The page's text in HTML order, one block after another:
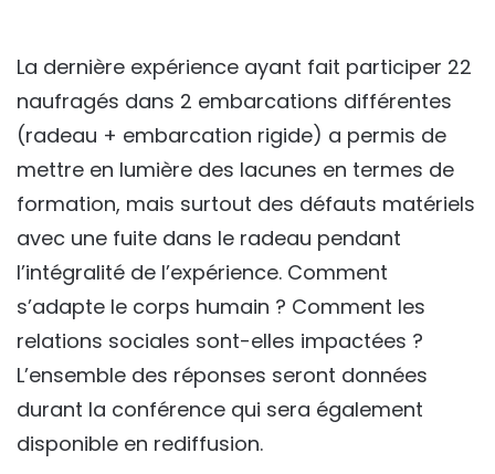
La dernière expérience ayant fait participer 22
naufragés dans 2 embarcations différentes
(radeau + embarcation rigide) a permis de
mettre en lumière des lacunes en termes de
formation, mais surtout des défauts matériels
avec une fuite dans le radeau pendant
l’intégralité de l’expérience. Comment
s’adapte le corps humain ? Comment les
relations sociales sont-elles impactées ?
L’ensemble des réponses seront données
durant la conférence qui sera également
disponible en rediffusion.